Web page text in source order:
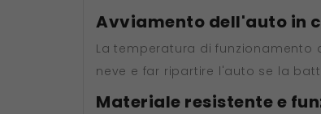
Avviamento dell'auto in
La temperatura di funzionamento
neve e far ripartire l'auto se la
Materiale resistente e